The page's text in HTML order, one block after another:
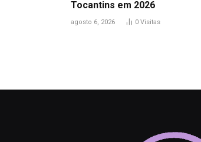
Tocantins em 2026
agosto 6, 2026 0 Visitas